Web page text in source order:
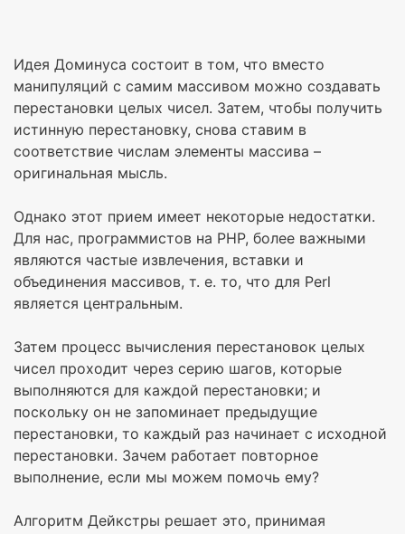
Идея Доминуса состоит в том, что вместо
манипуляций с самим массивом можно создавать
перестановки целых чисел. Затем, чтобы получить
истинную перестановку, снова ставим в
соответствие числам элементы массива –
оригинальная мысль.
Однако этот прием имеет некоторые недостатки.
Для нас, программистов на PHP, более важными
являются частые извлечения, вставки и
объединения массивов, т. е. то, что для Perl
является центральным.
Затем процесс вычисления перестановок целых
чисел проходит через серию шагов, которые
выполняются для каждой перестановки; и
поскольку он не запоминает предыдущие
перестановки, то каждый раз начинает с исходной
перестановки. Зачем работает повторное
выполнение, если мы можем помочь ему?
Алгоритм Дейкстры решает это, принимая